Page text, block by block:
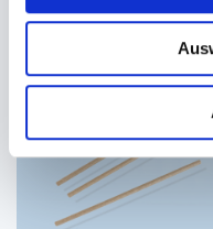
In den Warenkorb